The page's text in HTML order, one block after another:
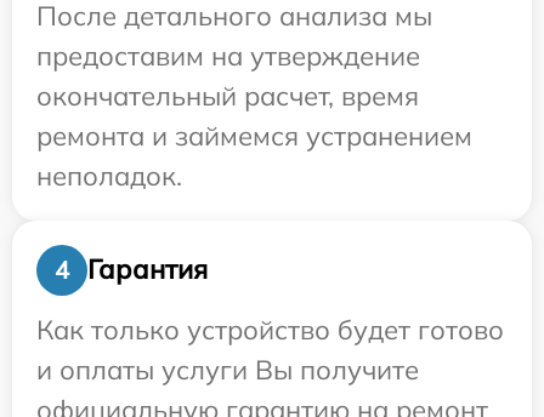
После детального анализа мы
предоставим на утверждение
окончательный расчет, время
ремонта и займемся устранением
неполадок.
4
Гарантия
Как только устройство будет готово
и оплаты услуги Вы получите
официальную гарантию на ремонт